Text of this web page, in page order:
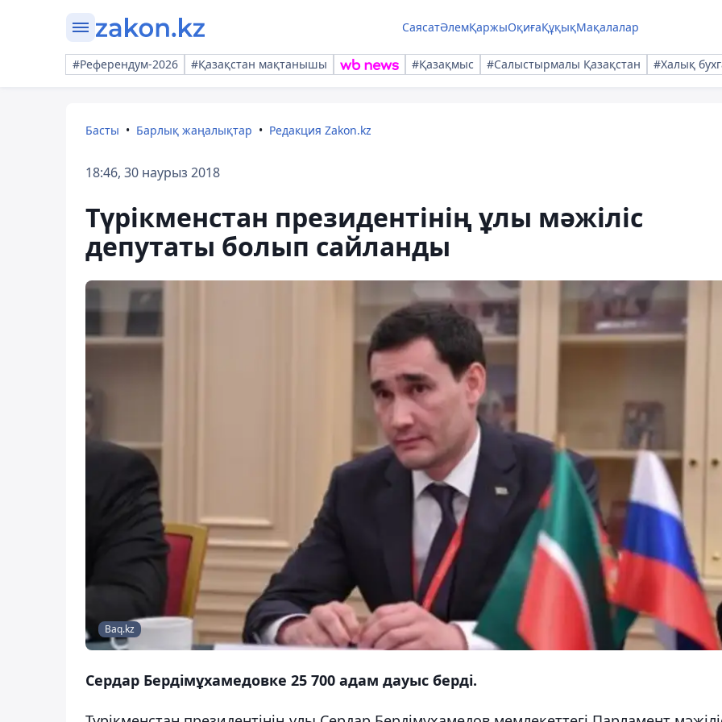
СаясатӘлемҚаржыОқиғаҚұқықМақалалар
#Референдум-2026 #Қазақстан мақтанышы #Қазақмыс #Салыстырмалы Қазақстан #Халық
Басты Барлық жаңалықтар Редакция Zakon.kz
18:46, 30 наурыз 2018
Түрікменстан президентінің ұлы мәжіліс
депутаты болып сайланды
Baq.kz
Сердар Бердімұхамедовке 25 700 адам дауыс берді.